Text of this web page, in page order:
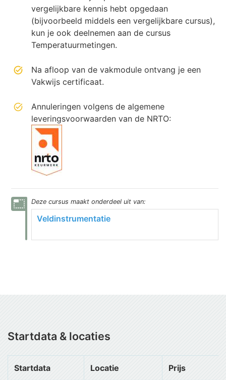
vergelijkbare kennis hebt opgedaan
(bijvoorbeeld middels een vergelijkbare cursus),
kun je ook deelnemen aan de cursus
Temperatuurmetingen.
Na afloop van de vakmodule ontvang je een
Vakwijs certificaat.
Annuleringen volgens de algemene
leveringsvoorwaarden van de NRTO:
photo_size_select_small Dezecursus maakt onderdeel uit van:
Veldinstrumentatie
Startdata & locaties
Startdata Locatie Prijs